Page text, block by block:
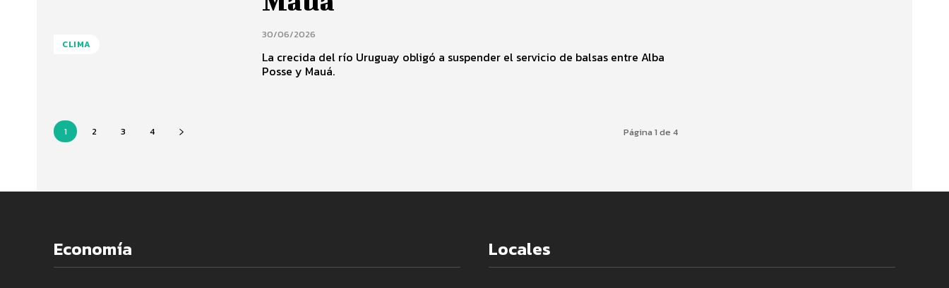
CLIMA
30/06/2026
La crecida del río Uruguay obligó a suspender el servicio de balsas entre Alba
Posse y Mauá.
1 2 3 4 Página 1 de 4
Economía Locales